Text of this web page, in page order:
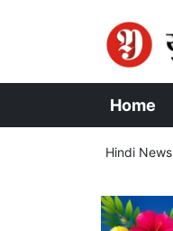
Home
Hindi News